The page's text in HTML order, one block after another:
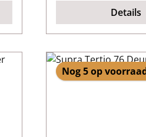
Details
Nog 5 op